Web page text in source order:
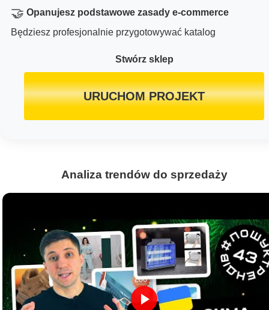
🤝 Opanujesz podstawowe zasady e-commerce
Będziesz profesjonalnie przygotowywać katalog
Stwórz sklep
URUCHOM PROJEKT
Analiza trendów do sprzedaży